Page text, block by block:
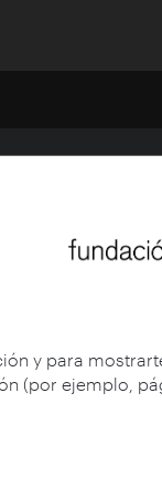
y para
(por ejemplo,